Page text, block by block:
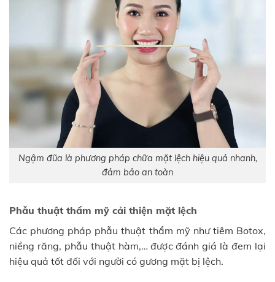
Ngậm đũa là phương pháp chữa mặt lệch hiệu quả nhanh,
đảm bảo an toàn
Phẫu thuật thẩm mỹ cải thiện mặt lệch
Các phương pháp phẫu thuật thẩm mỹ như tiêm Botox,
niềng răng, phẫu thuật hàm,… được đánh giá là đem lại
hiệu quả tốt đối với người có gương mặt bị lệch.